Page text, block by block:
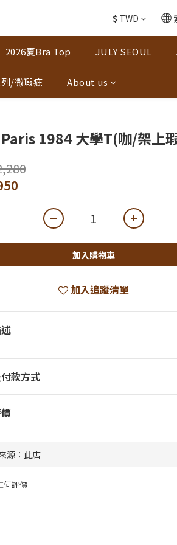
$ TWD
2026夏Bra Top JULY SEOUL
/微瑕疵 About us
1984 大學T(咖/架上瑕
加入購物車
加入追蹤清單
款方式
何評價